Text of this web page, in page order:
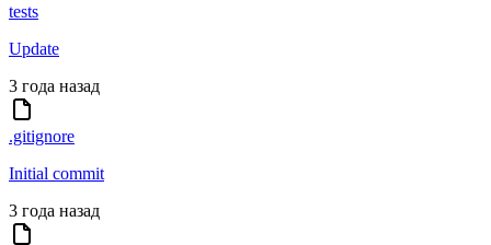
tests
Update
3 года назад
.gitignore
Initial commit
3 года назад